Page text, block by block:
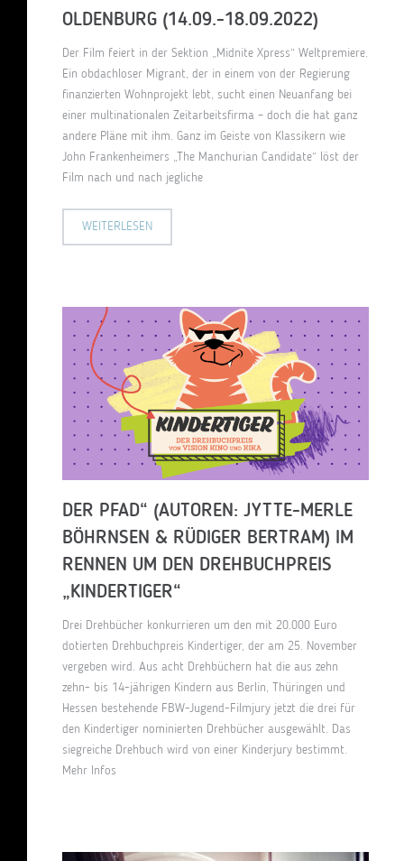
OLDENBURG (14.09.-18.09.2022)
Der Film feiert in der Sektion „Midnite Xpress“ Weltpremiere.
Ein obdachloser Migrant, der in einem von der Regierung
finanzierten Wohnprojekt lebt, sucht einen Neuanfang bei
einer multinationalen Zeitarbeitsfirma – doch die hat ganz
andere Pläne mit ihm. Ganz im Geiste von Klassikern wie
John Frankenheimers „The Manchurian Candidate“ löst der
Film nach und nach jegliche
WEITERLESEN
DER PFAD“ (AUTOREN: JYTTE-MERLE
BÖHRNSEN & RÜDIGER BERTRAM) IM
RENNEN UM DEN DREHBUCHPREIS
„KINDERTIGER“
Drei Drehbücher konkurrieren um den mit 20.000 Euro
dotierten Drehbuchpreis Kindertiger, der am 25. November
vergeben wird. Aus acht Drehbüchern hat die aus zehn
zehn- bis 14-jährigen Kindern aus Berlin, Thüringen und
Hessen bestehende FBW-Jugend-Filmjury jetzt die drei für
den Kindertiger nominierten Drehbücher ausgewählt. Das
siegreiche Drehbuch wird von einer Kinderjury bestimmt.
Mehr Infos